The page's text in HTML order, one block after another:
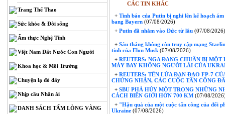
Trang Thể Thao
Sức khỏe & Đời sống
Ẩm thực Nghệ Tĩnh
Việt Nam Đất Nước Con Người
Khoa học & Môi Trường
Chuyện lạ đó đây
Nhịp cầu Nhân ái
DANH SÁCH TẤM LÒNG VÀNG
CÁC TIN KHÁC
+ Tình báo của Putin bị nghi lên kế hoạch
bang Bayern (07/08/2026)
+ Putin đã nhắm vào Đức từ lâu (07/08/
+ Sáu tháng không còn truy cập mạng
tinh của Elon Musk (07/08/2026)
+ REUTERS: NGA ĐANG CHUẨN BỊ
MÁY BAY KHÔNG NGƯỜI LÁI CỦA
+ REUTERS: TÊN LỬA ĐẠN ĐẠO FP-7
CHỨNG NHẬN, CÁC CUỘC TẤN CÔNG
+ SBU PHÁ HỦY MỘT TRONG NHỮNG
CÁCH BIÊN GIỚI HƠN 700 KM (07/08/
+ "Hậu quả của một cuộc tấn công của đối
Ukraine (07/08/2026)